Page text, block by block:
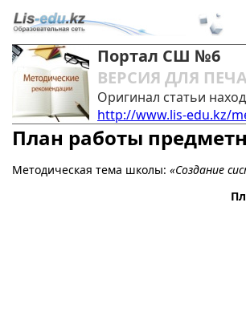
Портал СШ №6
ВЕРСИЯ ДЛЯ
Оригинал статьи
http://www.lis-edu.kz/
План работы
Методическая тема школы: «Создание